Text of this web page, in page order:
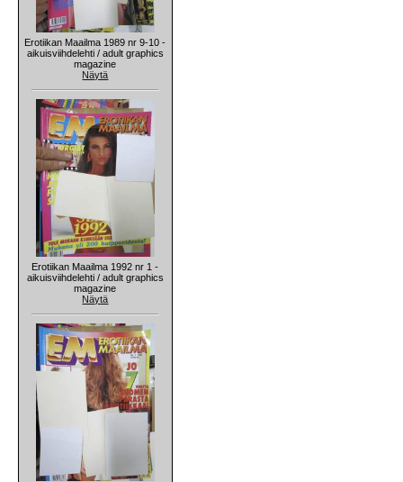
Erotiikan Maailma 1989 nr 9-10 -
aikuisviihdelehti / adult graphics
magazine
Näytä
Erotiikan Maailma 1992 nr 1 -
aikuisviihdelehti / adult graphics
magazine
Näytä